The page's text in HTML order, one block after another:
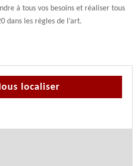
à tous vos besoins et réaliser tous
dans les règles de l’art.
localiser